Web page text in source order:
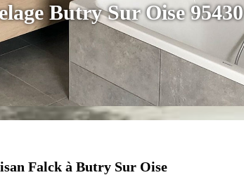
Butry Sur Oise 95430
Falck à Butry Sur Oise